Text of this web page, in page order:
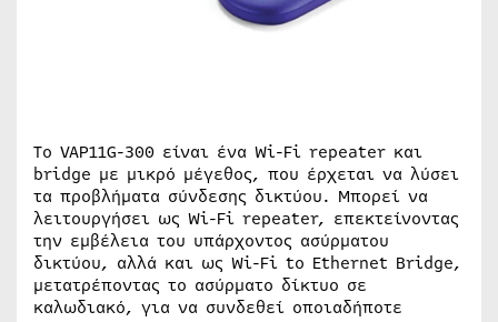
Tο VAP11G-300 είναι ένα Wi-Fi repeater και
bridge με μικρό μέγεθος, που έρχεται να λύσει
τα προβλήματα σύνδεσης δικτύου. Μπορεί να
λειτουργήσει ως Wi-Fi repeater, επεκτείνοντας
την εμβέλεια του υπάρχοντος ασύρματου
δικτύου, αλλά και ως Wi-Fi to Εthernet Βridge,
μετατρέποντας το ασύρματο δίκτυο σε
καλωδιακό, για να συνδεθεί οποιαδήποτε